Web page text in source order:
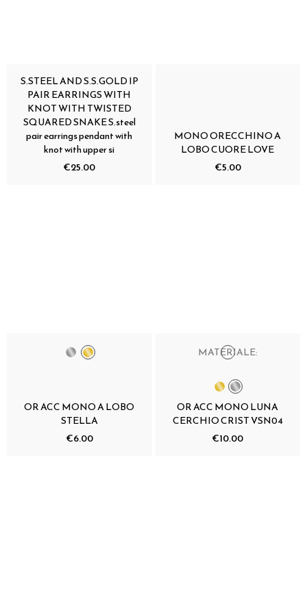
S.STEEL AND S.S.GOLD IP
PAIR EARRINGS WITH
KNOT WITH TWISTED
SQUARED SNAKE S.steel
pair earrings pendant with
knot with upper si
€25.00
MONO ORECCHINO A
LOBO CUORE LOVE
€5.00
OR ACC MONO A LOBO
STELLA
€6.00
MATERIALE:
OR ACC MONO LUNA
CERCHIO CRIST VSN04
€10.00